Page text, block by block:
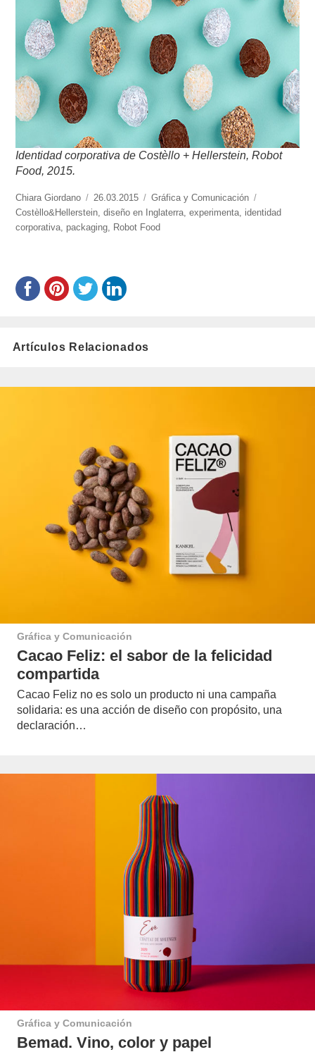
Identidad corporativa de Costèllo + Hellerstein, Robot
Food, 2015.
https://www.experimenta.es/author/chiara-
giordano/
Chiara Giordano
Publicado
el
26.03.2015 Categorías
Gráfica y Comunicación
Costèllo&Hellerstein ,diseño en Inglaterra ,experimenta identidad
corporativa packaging Robot Food
Artículos Relacionados
Gráfica y Comunicación
Cacao Feliz: el sabor de la felicidad
compartida
Cacao Feliz no es solo un producto ni una campaña
solidaria: es una acción de diseño con propósito, una
declaración…
Gráfica y Comunicación
Bemad. Vino, color y papel